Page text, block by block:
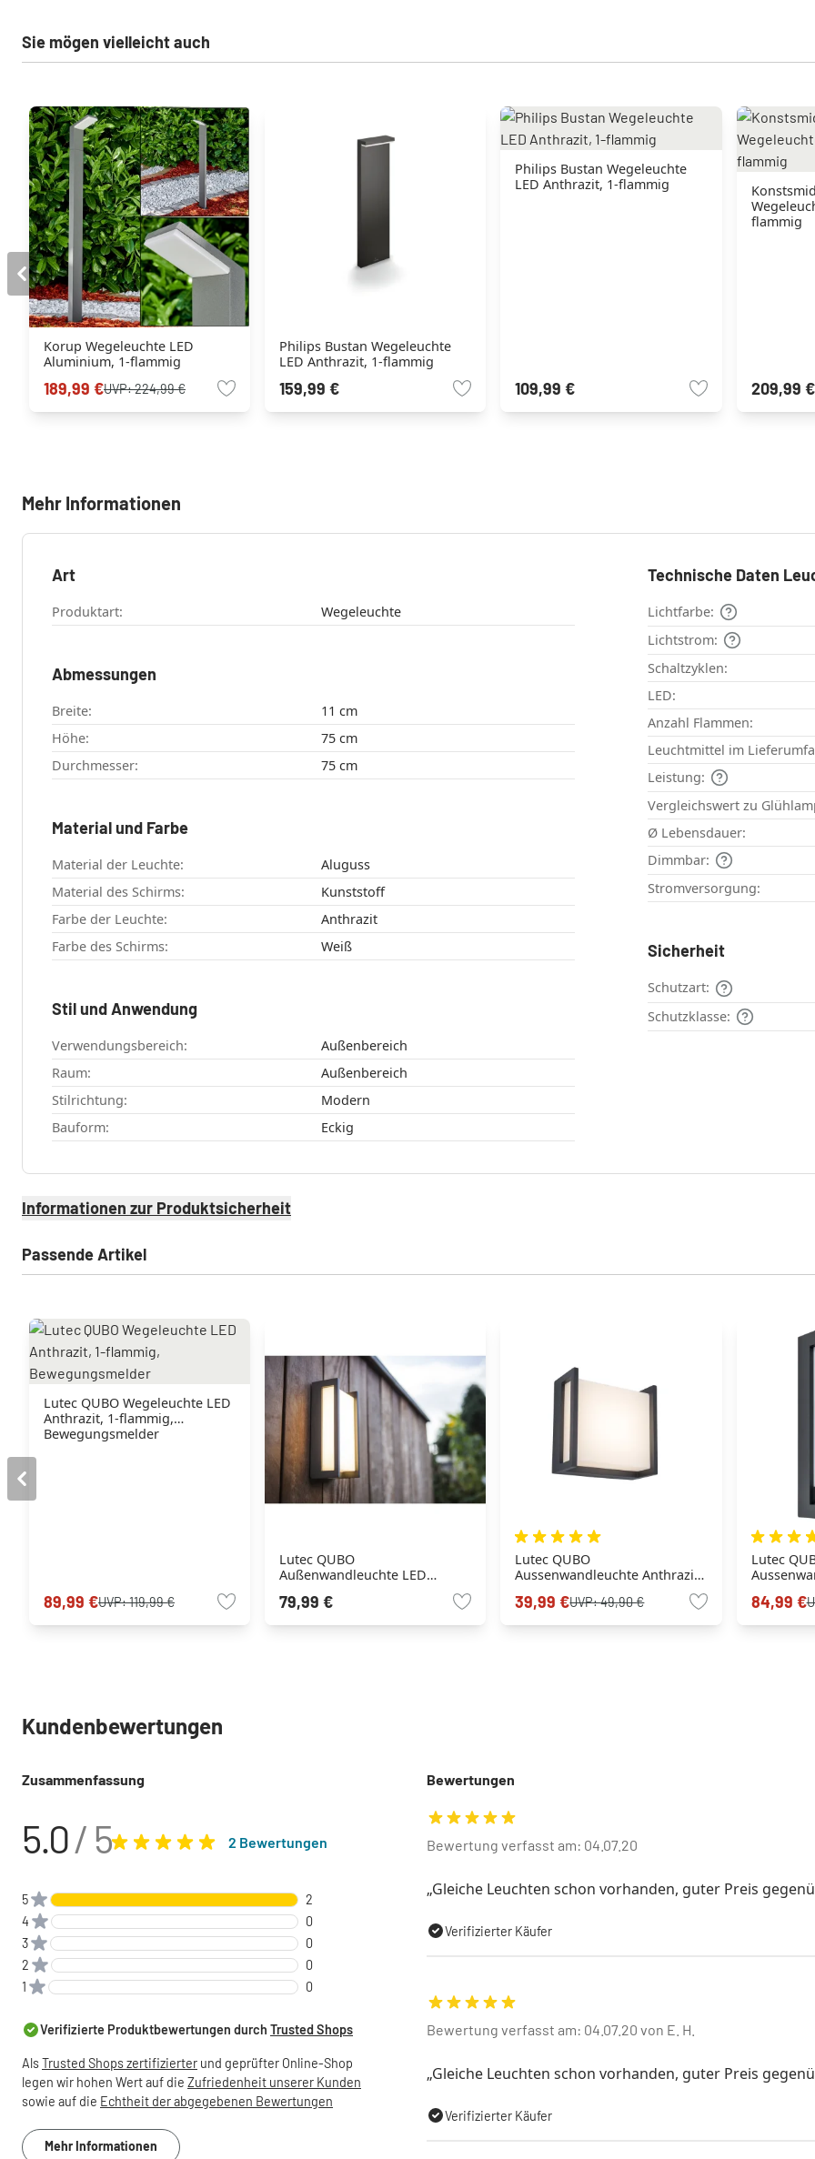
Sie mögen vielleicht auch
Korup Wegeleuchte LED
Aluminium, 1-flammig
189,99 €UVP:224,99 €
Philips Bustan Wegeleuchte
LED Anthrazit, 1-flammig
159,99 €
Philips Bustan Wegeleuchte
LED Anthrazit, 1-flammig
109,99 €
flammig
209,99 €
Mehr Informationen
Art
Produktart: Wegeleuchte
Abmessungen
Breite:
11 cm
Höhe:
75 cm
Durchmesser:
75 cm
Material und Farbe
Material der Leuchte:
Aluguss
Material des Schirms:
Kunststoff
Farbe der Leuchte:
Anthrazit
Farbe des Schirms:
Weiß
Stil und Anwendung
Verwendungsbereich:
Außenbereich
Raum:
Außenbereich
Stilrichtung:
Modern
Bauform:
Eckig
Technische Daten
Lichtfarbe:
Lichtstrom:
Schaltzyklen:
LED:
Anzahl Flammen:
Leuchtmittel im
Leistung:
Vergleichswert zu
Ø Lebensdauer:
Dimmbar:
Stromversorgung:
Sicherheit
Schutzart:
Schutzklasse:
Informationen zur Produktsicherheit
Passende Artikel
Lutec QUBO Wegeleuchte LED
Anthrazit, 1-flammig,
Bewegungsmelder
89,99 €UVP:119,99 €
Lutec QUBO
Außenwandleuchte LED
79,99 €
Lutec QUBO
Aussenwandleuchte Anthrazit,
39,99 €UVP:49,90 €
Lutec
84,99 €
Kundenbewertungen
Zusammenfassung
5.0/ 5 2 Bewertungen
5
2
4
0
3
0
2
0
1
0
Verifizierte Produktbewertungen durch Trusted Shops
AlsTrusted Shops zertifizierter und geprüfter Online-Shop
legen wir hohen Wert auf die Zufriedenheit unserer Kunden
sowie auf die Echtheit der abgegebenen Bewertungen
Mehr Informationen
Bewertungen
Bewertung verfasst am: 04.07.20
Gleiche Leuchten schon vorhanden, guter Preis
Verifizierter Käufer
Bewertung verfasst am: 04.07.20 von E. H.
Gleiche Leuchten schon vorhanden, guter Preis
Verifizierter Käufer